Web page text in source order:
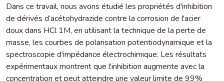
Dans ce travail, nous avons étudié les propriétés d'inhibition
de dérivés d‘acétohydrazide contre la corrosion de l'acier
doux dans HCl 1M, en utilisant la technique de la perte de
masse, les courbes de polarisation potentiodynamique et la
spectroscopie d'impédance électrochimique. Les résultats
expérimentaux montrent que l'inhibition augmente avec la
concentration et peut atteindre une valeur limite de 99%